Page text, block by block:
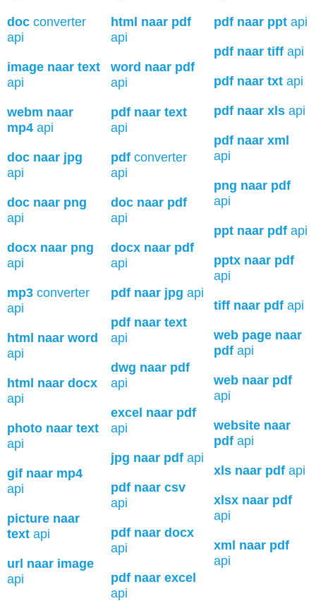
doc converter
api
image naar text
api
webm naar
mp4 api
doc naar jpg
api
doc naar png
api
docx naar png
api
mp3 converter
api
html naar word
api
html naar docx
api
photo naar text
api
gif naar mp4
api
picture naar
text api
url naar image
api
html naar pdf
api
word naar pdf
api
pdf naar text
api
pdfconverter
api
doc naar pdf
api
docx naar pdf
api
pdf naar jpg api
pdf naar text
api
dwg naar pdf
api
excel naar pdf
api
jpg naar pdfapi
pdf naar csv
api
pdf naar docx
api
pdf naar excel
api
pdf naar ppt api
pdf naar tiff api
pdf naar txt api
pdf naar xls api
pdf naar xml
api
png naar pdf
api
ppt naar pdf api
pptx naar pdf
api
tiff naar pdf api
web page naar
pdf api
web naar pdf
api
website naar
pdf api
xls naar pdf api
xlsx naar pdf
api
xml naar pdf
api